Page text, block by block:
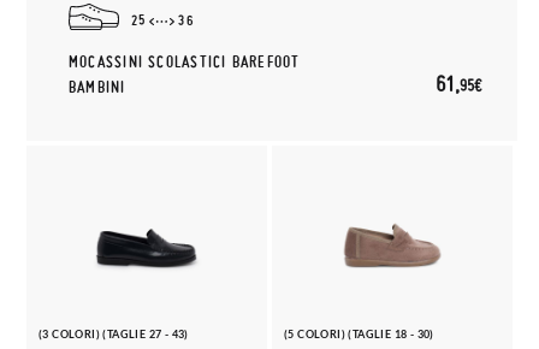
25 36
MOCASSINI SCOLASTICI BAREFOOT
BAMBINI
61,95€
(3 COLORI) (TAGLIE 27 - 43) (5 COLORI) (TAGLIE 18 - 30)